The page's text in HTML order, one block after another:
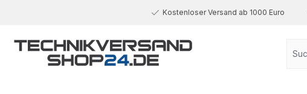
Kostenloser Versand ab 1000 Euro